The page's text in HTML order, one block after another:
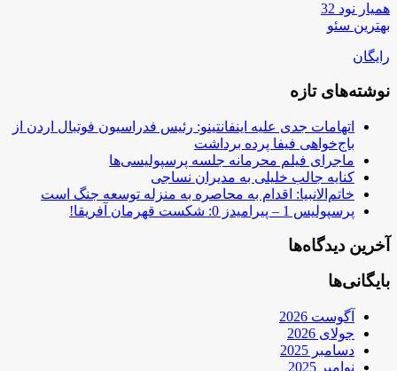
همیار نود 32
بهترین سئو
رایگان
نوشته‌های تازه
اتهامات جدی علیه اینفانتینو: رئیس فدراسیون فوتبال اردن از
باج‌خواهی فیفا پرده برداشت
ماجرای فیلم محرمانه جلسه پرسپولیسی‌ها
کنایه جالب خلیلی به مدیران نساجی
خاتم‌الانبیا: اقدام به محاصره به منزله توسعه جنگ است
پرسپولیس 1 – پیرامیدز 0: شکست قهرمان آفریقا!
آخرین دیدگاه‌ها
بایگانی‌ها
آگوست 2026
جولای 2026
دسامبر 2025
نوامبر 2025